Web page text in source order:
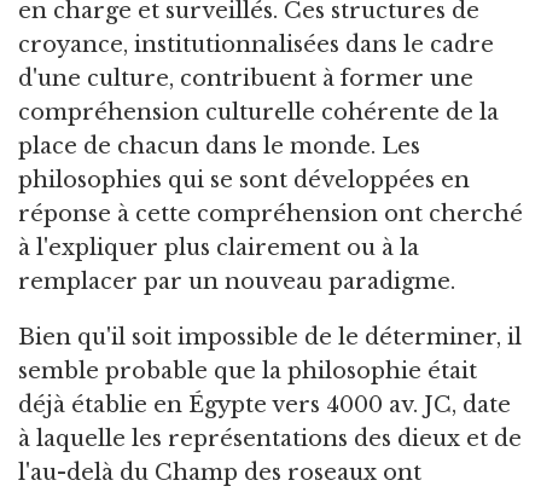
en charge et surveillés. Ces structures de
croyance, institutionnalisées dans le cadre
d'une culture, contribuent à former une
compréhension culturelle cohérente de la
place de chacun dans le monde. Les
philosophies qui se sont développées en
réponse à cette compréhension ont cherché
à l'expliquer plus clairement ou à la
remplacer par un nouveau paradigme.
Bien qu'il soit impossible de le déterminer, il
semble probable que la philosophie était
déjà établie en Égypte vers 4000 av. JC, date
à laquelle les représentations des dieux et de
l'au-delà du Champ des roseaux ont